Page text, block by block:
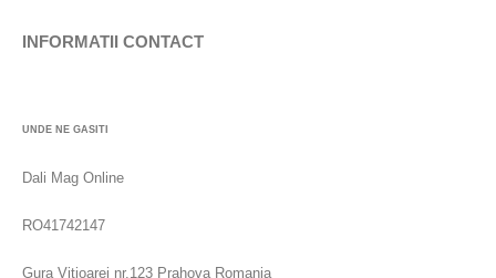
INFORMATII CONTACT
UNDE NE GASITI
Dali Mag Online
RO41742147
Gura Vitioarei nr.123 Prahova Romania